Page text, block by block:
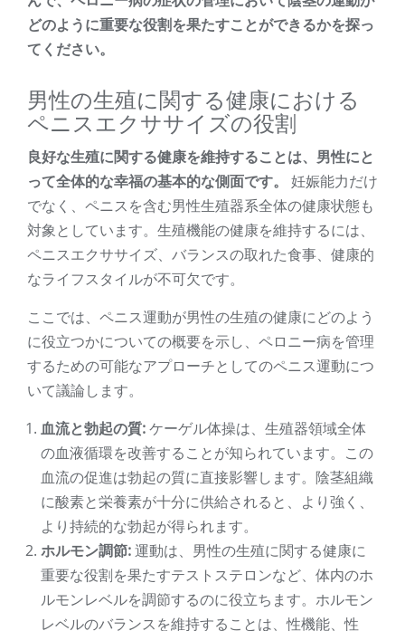
どのように重要な役割を果たすことができるかを探っ
てください。
男性の生殖に関する健康における
ペニスエクササイズの役割
良好な生殖に関する健康を維持することは、男性にと
って全体的な幸福の基本的な側面です。
妊娠能力だけ
でなく、ペニスを含む男性生殖器系全体の健康状態も
対象としています。生殖機能の健康を維持するには、
ペニスエクササイズ、バランスの取れた食事、健康的
なライフスタイルが不可欠です。
ここでは、ペニス運動が男性の生殖の健康にどのよう
に役立つかについての概要を示し、ペロニー病を管理
するための可能なアプローチとしてのペニス運動につ
いて議論します。
血流と勃起の質:ケーゲル体操は、生殖器領域全体
の血液循環を改善することが知られています。この
血流の促進は勃起の質に直接影響します。陰茎組織
に酸素と栄養素が十分に供給されると、より強く、
より持続的な勃起が得られます。
ホルモン調節:運動は、男性の生殖に関する健康に
重要な役割を果たすテストステロンなど、体内のホ
ルモンレベルを調節するのに役立ちます。ホルモン
レベルのバランスを維持することは、性機能、性